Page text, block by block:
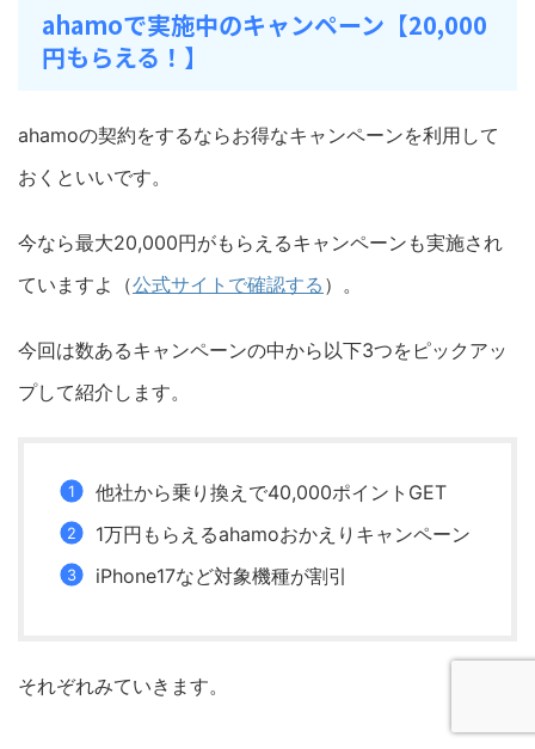
ahamoで実施中のキャンペーン【20,000
円もらえる！】
ahamoの契約をするならお得なキャンペーンを利用して
おくといいです。
今なら最大20,000円がもらえるキャンペーンも実施され
ていますよ（公式サイトで確認する ）。
今回は数あるキャンペーンの中から以下3つをピックアッ
プして紹介します。
他社から乗り換えで40,000ポイントGET
1万円もらえるahamoおかえりキャンペーン
iPhone17など対象機種が割引
それぞれみていきます。